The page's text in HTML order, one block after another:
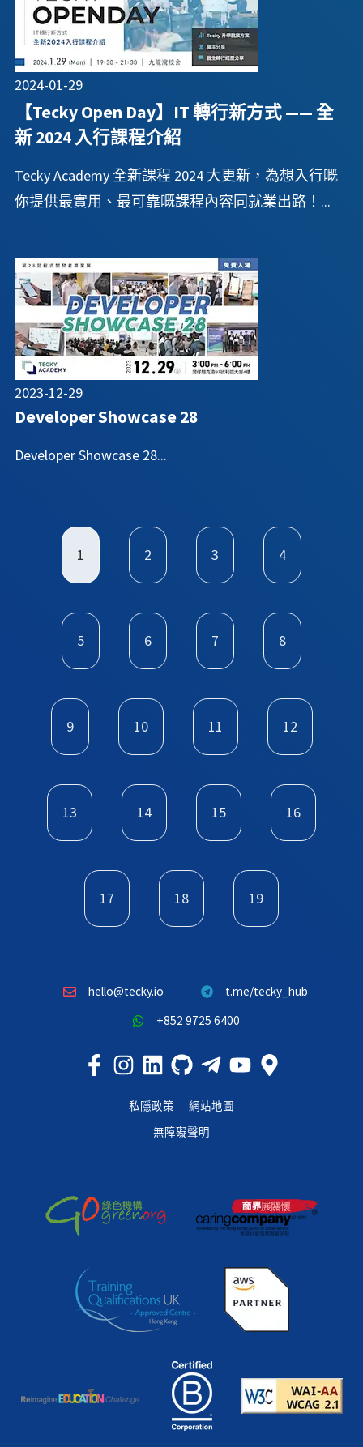
【Tecky Open Day】IT 轉行新方式 —— 全
新 2024 入行課程介紹
2024-01-29
Tecky Academy 全新課程 2024 大更新，為想入行嘅
你提供最實用、最可靠嘅課程內容同就業出路！...
Developer Showcase 28
2023-12-29
Developer Showcase 28...
1 2 3 4
5 6 7 8
9 10 11 12
13 14 15 16
17 18 19
私隱政策
網站地圖
無障礙聲明
hello@tecky.io
t.me/tecky_hub
+852 9725 6400